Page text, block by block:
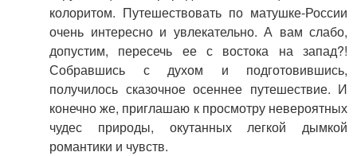
колоритом. Путешествовать по матушке-России
очень интересно и увлекательно. А вам слабо,
допустим, пересечь ее с востока на запад?!
Собравшись с духом и подготовившись,
получилось сказочное осеннее путешествие. И
конечно же, приглашаю к просмотру невероятных
чудес природы, окутанных легкой дымкой
романтики и чувств.